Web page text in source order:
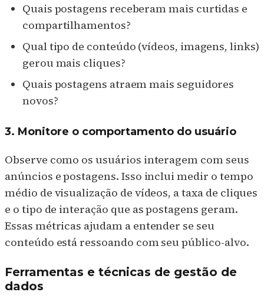
Quais postagens receberam mais curtidas e
compartilhamentos?
Qual tipo de conteúdo (vídeos, imagens, links)
gerou mais cliques?
Quais postagens atraem mais seguidores
novos?
3. Monitore o comportamento do usuário
Observe como os usuários interagem com seus
anúncios e postagens. Isso inclui medir o tempo
médio de visualização de vídeos, a taxa de cliques
e o tipo de interação que as postagens geram.
Essas métricas ajudam a entender se seu
conteúdo está ressoando com seu público-alvo.
Ferramentas e técnicas de gestão de
dados